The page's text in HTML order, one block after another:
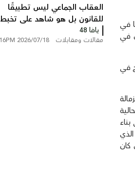
في
في
في
كان
العقاب الجماعي ليس تطبيقًا
للقانون بل هو شاهد على تخبط
المؤسسه الرسمية بقلم : عمر
سكسك
يافا 48
مقالات ومقابلات 2026/07/18 2:16PM